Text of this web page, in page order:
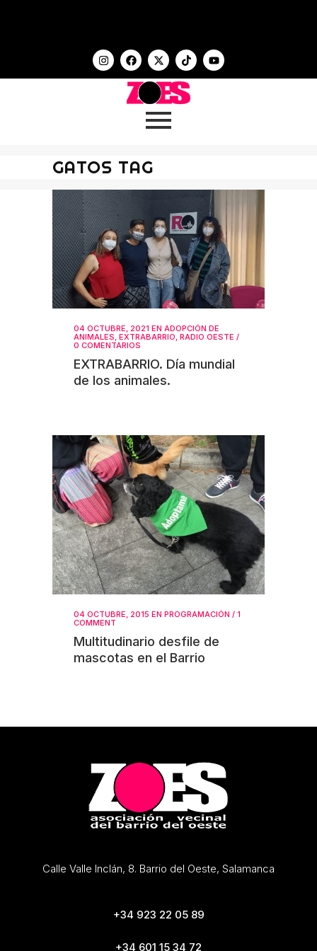
GATOS TAG
04 OCTUBRE, 2021 EN ADOPCIÓN DE
ANIMALES, EXTRABARRIO, RADIO OESTE /
0 COMENTARIOS
EXTRABARRIO. Día mundial
de los animales.
04 OCTUBRE, 2015 EN PROGRAMACIÓN / 1
COMMENT
Multitudinario desfile de
mascotas en el Barrio
Calle Valle Inclán, 8. Barrio del Oeste, Salamanca
+34 923 22 05 89
+34 601 15 34 72